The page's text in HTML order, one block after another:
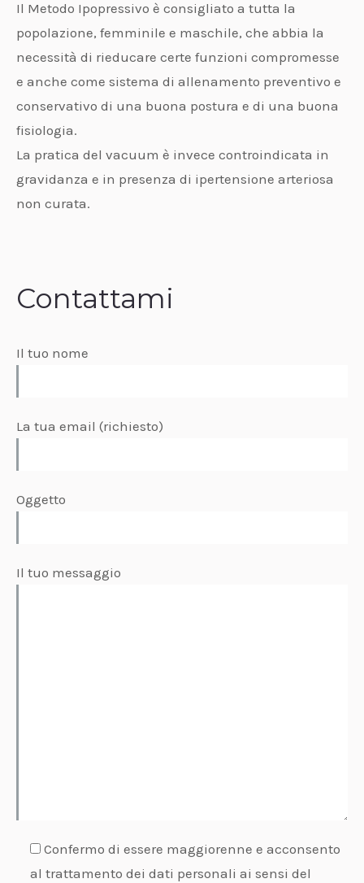
Il Metodo Ipopressivo è consigliato a tutta la
popolazione, femminile e maschile, che abbia la
necessità di rieducare certe funzioni compromesse
e anche come sistema di allenamento preventivo e
conservativo di una buona postura e di una buona
fisiologia.
La pratica del vacuum è invece controindicata in
gravidanza e in presenza di ipertensione arteriosa
non curata.
Contattami
Il tuo nome
La tua email (richiesto)
Oggetto
Il tuo messaggio
Confermo di essere maggiorenne e acconsento
al trattamento dei dati personali ai sensi del